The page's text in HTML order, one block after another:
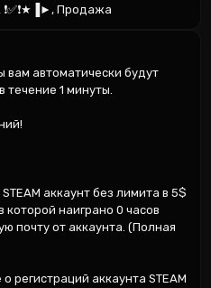
Продажа
автоматически будут
течение 1 минуты.
аккаунт без лимита в 5$
которой наиграно 0 часов
почту от аккаунта. (Полная
регистраций аккаунта STEAM